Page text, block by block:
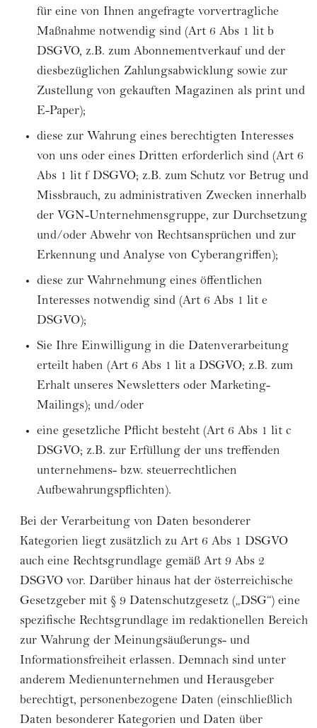
für eine von Ihnen angefragte vorvertragliche
Maßnahme notwendig sind (Art 6 Abs 1 lit b
DSGVO, z.B. zum Abonnementverkauf und der
diesbezüglichen Zahlungsabwicklung sowie zur
Zustellung von gekauften Magazinen als print und
E-Paper);
diese zur Wahrung eines berechtigten Interesses
von uns oder eines Dritten erforderlich sind (Art 6
Abs 1 lit f DSGVO; z.B. zum Schutz vor Betrug und
Missbrauch, zu administrativen Zwecken innerhalb
der VGN-Unternehmensgruppe, zur Durchsetzung
und/oder Abwehr von Rechtsansprüchen und zur
Erkennung und Analyse von Cyberangriffen);
diese zur Wahrnehmung eines öffentlichen
Interesses notwendig sind (Art 6 Abs 1 lit e
DSGVO);
Sie Ihre Einwilligung in die Datenverarbeitung
erteilt haben (Art 6 Abs 1 lit a DSGVO; z.B. zum
Erhalt unseres Newsletters oder Marketing-
Mailings); und/oder
eine gesetzliche Pflicht besteht (Art 6 Abs 1 lit c
DSGVO; z.B. zur Erfüllung der uns treffenden
unternehmens- bzw. steuerrechtlichen
Aufbewahrungspflichten).
Bei der Verarbeitung von Daten besonderer
Kategorien liegt zusätzlich zu Art 6 Abs 1 DSGVO
auch eine Rechtsgrundlage gemäß Art 9 Abs 2
DSGVO vor. Darüber hinaus hat der österreichische
Gesetzgeber mit § 9 Datenschutzgesetz („DSG“) eine
spezifische Rechtsgrundlage im redaktionellen Bereich
zur Wahrung der Meinungsäußerungs- und
Informationsfreiheit erlassen. Demnach sind unter
anderem Medienunternehmen und Herausgeber
berechtigt, personenbezogene Daten (einschließlich
Daten besonderer Kategorien und Daten über